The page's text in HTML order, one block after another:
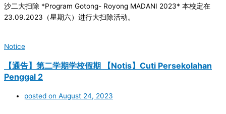
沙二大扫除 *Program Gotong- Royong MADANI 2023* 本校定在
23.09.2023（星期六）进行大扫除活动。
Notice
【通告】第二学期学校假期 【Notis】Cuti Persekolahan
Penggal 2
posted on August 24, 2023